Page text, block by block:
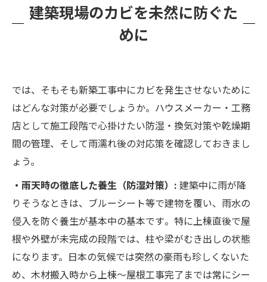
建築現場のカビを未然に防ぐた
めに
では、そもそも新築工事中にカビを発生させないために
はどんな対策が必要でしょうか。ハウスメーカー・工務
店として施工段階で心掛けたい防湿・換気対策や乾燥期
間の管理、そして雨濡れ後の対応策を確認しておきまし
ょう。
・雨天時の徹底した養生（防湿対策）: 建築中に雨が降
りそうなときは、ブルーシート等で建物を覆い、雨水の
侵入を防ぐ養生が基本中の基本です​。特に上棟直後で屋
根や外壁が未完成の段階では、柱や梁がむき出しの状態
になります。日本の気候では突然の豪雨も珍しくないた
め、木材搬入時から上棟～屋根工事完了までは常にシー